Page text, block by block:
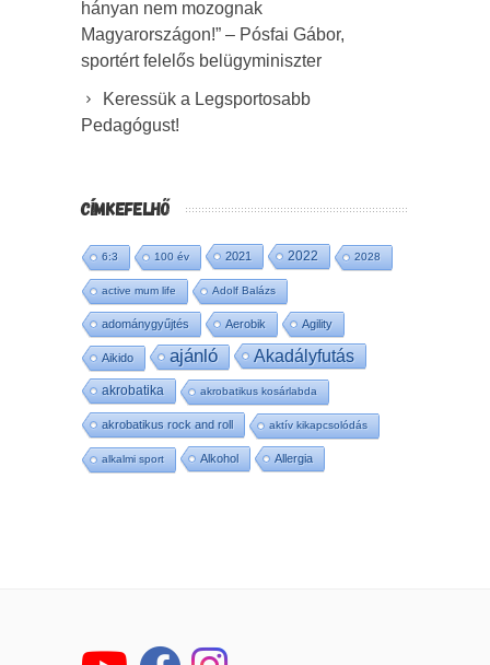
hányan nem mozognak
Magyarországon!” – Pósfai Gábor,
sportért felelős belügyminiszter
Keressük a Legsportosabb
Pedagógust!
CÍMKEFELHŐ
6:3 100 év 2021 2022 2028
active mum life Adolf Balázs
adománygyűjtés Aerobik Agility
Aikido ajánló Akadályfutás
akrobatika akrobatikus kosárlabda
akrobatikus rock and roll aktív kikapcsolódás
alkalmi sport Alkohol Allergia